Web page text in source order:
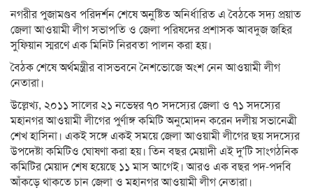
নগরীর পুজামণ্ডব পরিদর্শন শেষে অনুষ্টিত অনির্ধারিত এ বৈঠকে সদ্য প্রয়াত
জেলা আওয়ামী লীগ সভাপতি ও জেলা পরিষদের প্রশাসক আবদুজ জহির
সুফিয়ান স্মরণে এক মিনিট নিরবতা পালন করা হয়।
বৈঠক শেষে অর্থমন্ত্রীর বাসভবনে নৈশভোজে অংশ নেন আওয়ামী লীগ
নেতারা।
উল্লেখ্য, ২০১১ সালের ২১ নভেম্বর ৭০ সদস্যের জেলা ও ৭১ সদস্যের
মহানগর আওয়ামী লীগের পুর্ণাঙ্গ কমিটি অনুমোদন করেন দলীয় সভানেত্রী
শেখ হাসিনা। একই সঙ্গে একই সময়ে জেলা আওয়ামী লীগের ছয় সদস্যের
উপদেষ্টা কমিটিও ঘোষণা করা হয়। তিন বছর মেয়াদী এই দু’টি সাংগঠনিক
কমিটির মেয়াদ শেষ হয়েছে ১১ মাস আগেই। আরও এক বছর পদ-পদবি
আঁকড়ে থাকতে চান জেলা ও মহানগর আওয়ামী লীগ নেতারা।